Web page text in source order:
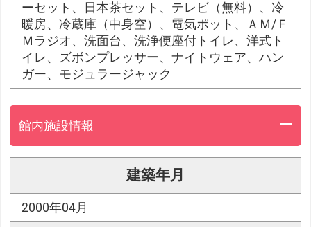
ーセット、日本茶セット、テレビ（無料）、冷
暖房、冷蔵庫（中身空）、電気ポット、ＡＭ/Ｆ
Ｍラジオ、洗面台、洗浄便座付トイレ、洋式ト
イレ、ズボンプレッサー、ナイトウェア、ハン
ガー、モジュラージャック
館内施設情報
建築年月
2000年04月